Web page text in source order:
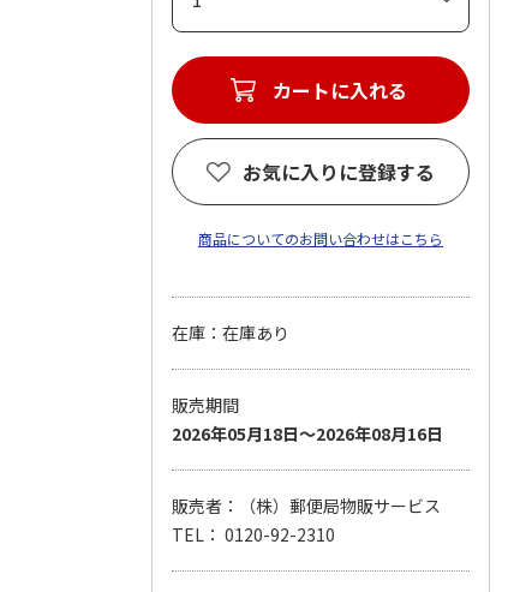
カートに入れる
お気に入りに登録する
商品についてのお問い合わせはこちら
在庫：在庫あり
販売期間
2026年05月18日～2026年08月16日
販売者：（株）郵便局物販サービス
TEL： 0120-92-2310